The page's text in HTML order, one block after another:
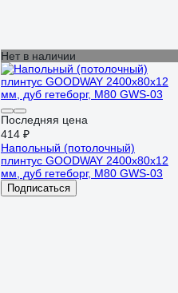
Нет в наличии
Последняя цена
414 ₽
Напольный (потолочный)
плинтус GOODWAY 2400x80x12
мм, дуб гетеборг, M80 GWS-03
Подписаться